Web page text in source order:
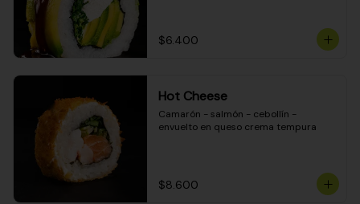
$6.400
Hot Cheese
Camarón - salmón - cebollín -
envuelto en queso crema tempura
$8.600